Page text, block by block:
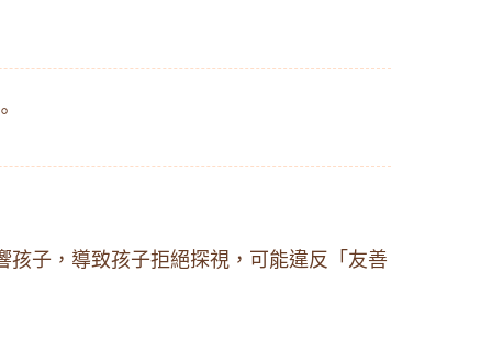
子，導致孩子拒絕探視，可能違反「友善